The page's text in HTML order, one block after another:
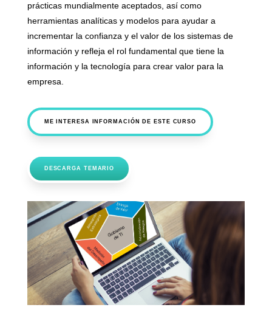
prácticas mundialmente aceptados, así como
herramientas analíticas y modelos para ayudar a
incrementar la confianza y el valor de los sistemas de
información y refleja el rol fundamental que tiene la
información y la tecnología para crear valor para la
empresa.
ME INTERESA INFORMACIÓN DE ESTE CURSO
DESCARGA TEMARIO